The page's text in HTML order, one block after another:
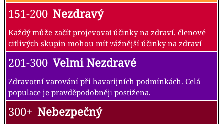
151-200 Nezdravý
Každý může začít projevovat účinky na zdraví. členové
citlivých skupin mohou mít vážnější účinky na zdraví
201-300 Velmi Nezdravé
Zdravotní varování při havarijních podmínkách. Celá
populace je pravděpodobněji postižena.
300+ Nebezpečný